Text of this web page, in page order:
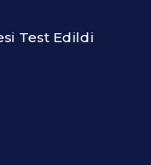
Test Edildi